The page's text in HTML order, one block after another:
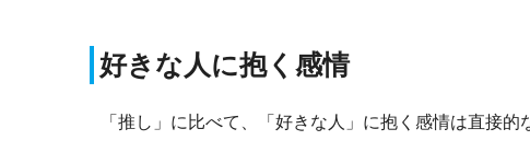
好きな人に抱く感情
「推し」に比べて、「好きな人」に抱く感情は直接的